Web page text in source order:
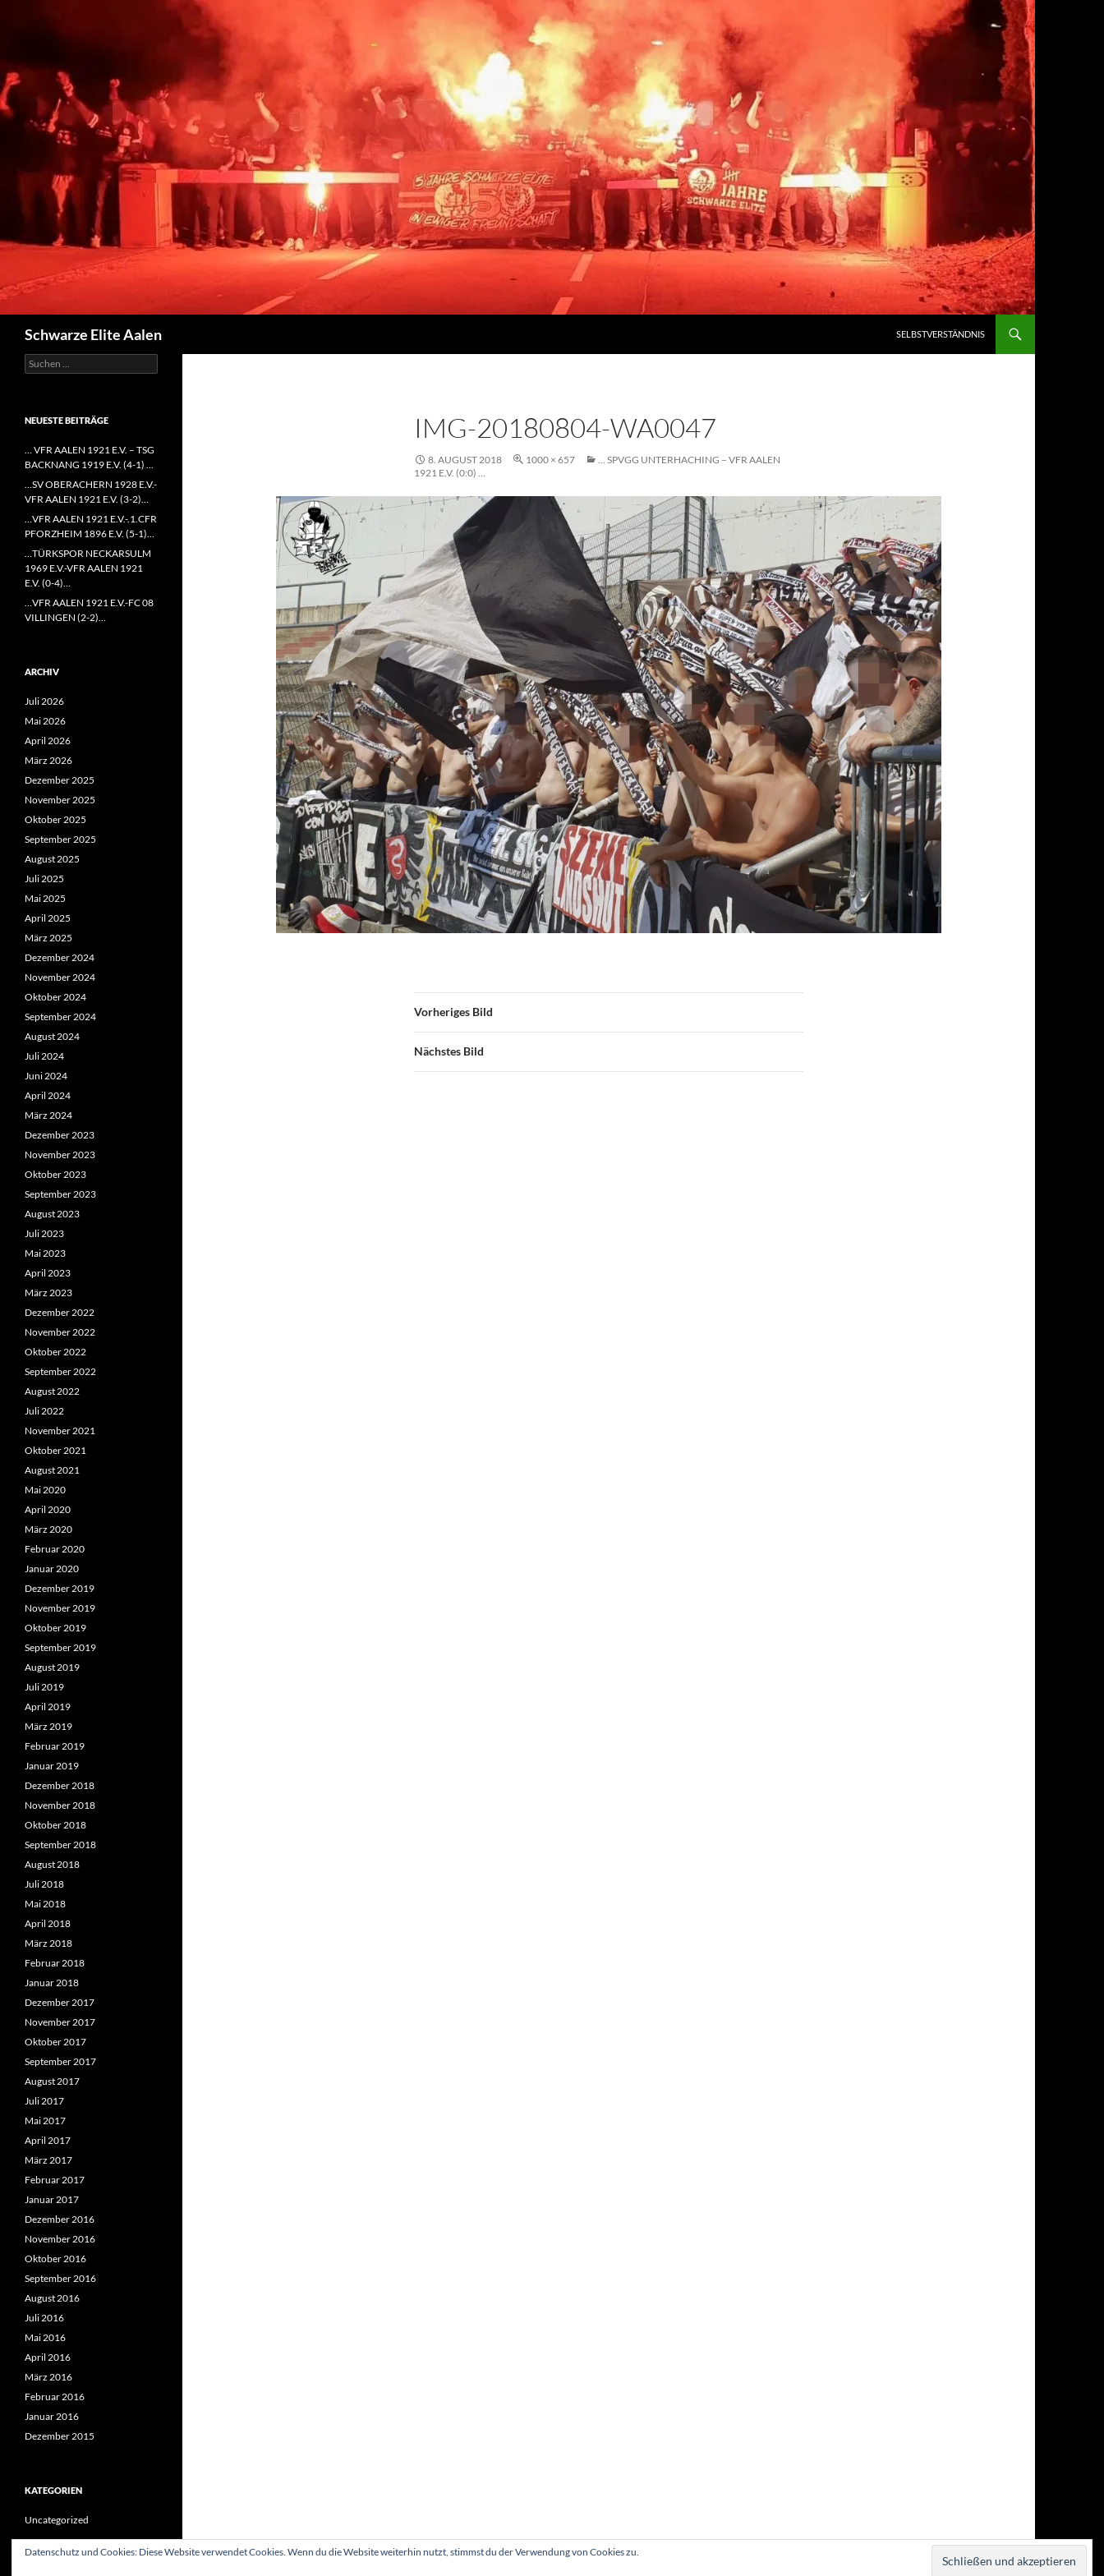
Schwarze Elite Aalen SELBSTVERSTÄNDNIS
IMG-20180804-WA0047
8. AUGUST 2018 1000 × 657
… SPVGG UNTERHACHING – VFR AALEN
1921 E.V. (0:0) …
Vorheriges Bild
Nächstes Bild
Suchen
nach:
NEUESTE BEITRÄGE
… VFR AALEN 1921 E.V. – TSG
BACKNANG 1919 E.V. (4-1) …
…SV OBERACHERN 1928 E.V.-
VFR AALEN 1921 E.V. (3-2)…
…VFR AALEN 1921 E.V.-.1.CFR
PFORZHEIM 1896 E.V. (5-1)…
…TÜRKSPOR NECKARSULM
1969 E.V.-VFR AALEN 1921
E.V. (0-4)…
…VFR AALEN 1921 E.V.-FC 08
VILLINGEN (2-2)…
ARCHIV
Juli 2026
Mai 2026
April 2026
März 2026
Dezember 2025
November 2025
Oktober 2025
September 2025
August 2025
Juli 2025
Mai 2025
April 2025
März 2025
Dezember 2024
November 2024
Oktober 2024
September 2024
August 2024
Juli 2024
Juni 2024
April 2024
März 2024
Dezember 2023
November 2023
Oktober 2023
September 2023
August 2023
Juli 2023
Mai 2023
April 2023
März 2023
Dezember 2022
November 2022
Oktober 2022
September 2022
August 2022
Juli 2022
November 2021
Oktober 2021
August 2021
Mai 2020
April 2020
März 2020
Februar 2020
Januar 2020
Dezember 2019
November 2019
Oktober 2019
September 2019
August 2019
Juli 2019
April 2019
März 2019
Februar 2019
Januar 2019
Dezember 2018
November 2018
Oktober 2018
September 2018
August 2018
Juli 2018
Mai 2018
April 2018
März 2018
Februar 2018
Januar 2018
Dezember 2017
November 2017
Oktober 2017
September 2017
August 2017
Juli 2017
Mai 2017
April 2017
März 2017
Februar 2017
Januar 2017
Dezember 2016
November 2016
Oktober 2016
September 2016
August 2016
Juli 2016
Mai 2016
April 2016
März 2016
Februar 2016
Januar 2016
Dezember 2015
KATEGORIEN
Uncategorized
Datenschutz und Cookies: Diese Website verwendet Cookies. Wenn du die Website weiterhin nutzt, stimmst du der Verwendung von Cookies zu.